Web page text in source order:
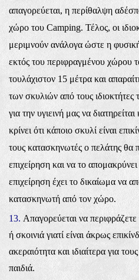
απαγορεύεται, η περίθαλψη
χώρο του Camping. Τέλος, οι
μεριμνούν ανάλογα ώστε η
εκτός του περιφραγμένου χώρου
τουλάχιστον 15 μέτρα και
των σκυλιών από τους
για την υγιεινή μας να
κρίνει ότι κάποιο σκυλί είναι
τους κατασκηνωτές ο πελάτης θα
επιχείρηση και να το
επιχείρηση έχει το δικαίωμα να
κατασκηνωτή από τον χώρο.
13. Απαγορεύεται να
ή σκοινιά γιατί είναι άκρως
ακεραιότητα και ιδιαίτερα για
παιδιά.